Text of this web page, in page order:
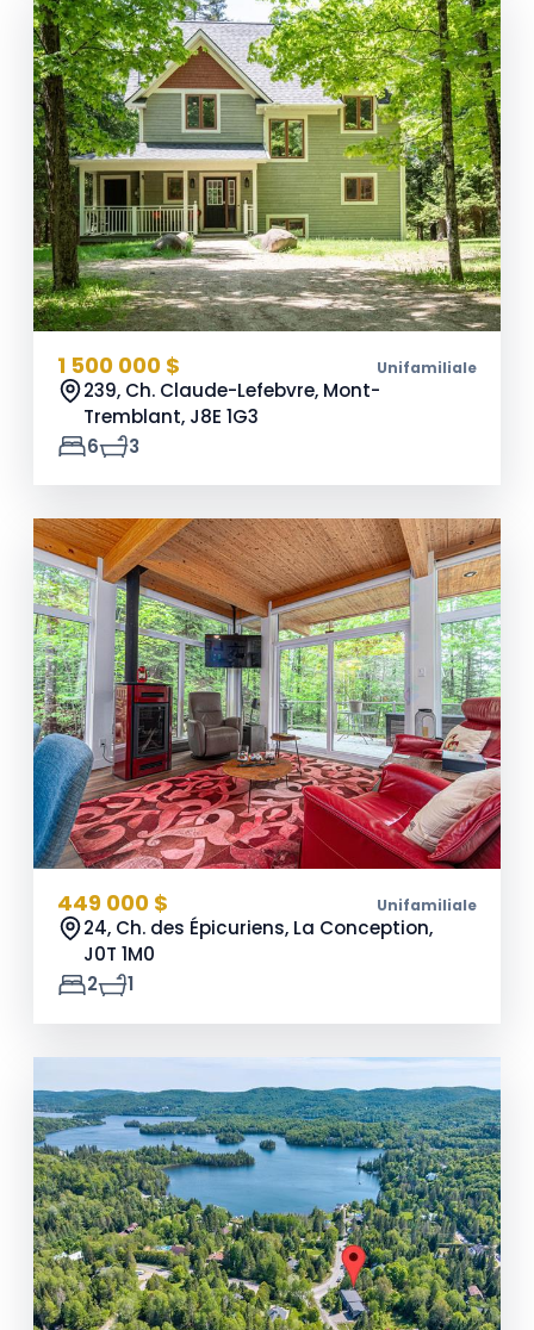
1 500 000 $ Unifamiliale
239, Ch. Claude-Lefebvre, Mont-
Tremblant, J8E 1G3
6
3
449 000 $ Unifamiliale
24, Ch. des Épicuriens, La Conception,
J0T 1M0
2
1